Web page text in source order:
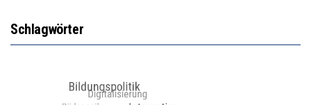
Schlagwörter